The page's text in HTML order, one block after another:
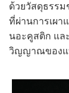
ด้วยวัสดุธรรม
ที่ผ่านการเผา
นอะคูสติก แล
วิญญาณของแ